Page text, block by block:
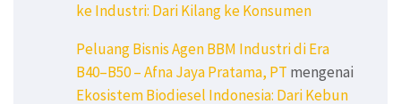
ke Industri: Dari Kilang ke Konsumen
Peluang Bisnis Agen BBM Industri di Era
B40–B50 – Afna Jaya Pratama, PT mengenai
Ekosistem Biodiesel Indonesia: Dari Kebun